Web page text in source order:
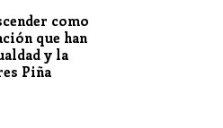
como
que han
y la
Piña